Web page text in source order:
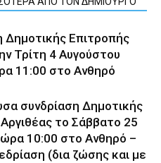
Δημοτικής Επιτροπής
Τρίτη 4 Αυγούστου
11:00 στο Ανθηρό
συνδρίαση Δημοτικής
το Σάββατο 25
ώρα 10:00 στο Ανθηρό –
(δια ζώσης και με